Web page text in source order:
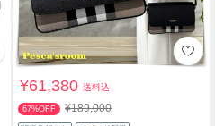
¥61,380送料込
67%OFF ¥189,000